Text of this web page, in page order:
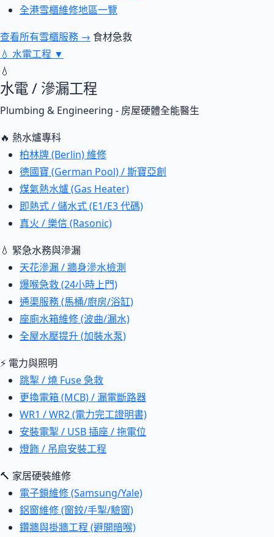
全港雪櫃維修地區一覽
查看所有雪櫃服務 → 食材急救
💧 水電工程 ▼
💧
水電 / 滲漏工程
Plumbing & Engineering - 房屋硬體全能醫生
🔥 熱水爐專科
柏林牌 (Berlin) 維修
德國寶 (German Pool) / 斯寶亞創
煤氣熱水爐 (Gas Heater)
即熱式 / 儲水式 (E1/E3 代碼)
真火 / 樂信 (Rasonic)
💧 緊急水務與滲漏
天花滲漏 / 牆身滲水檢測
爆喉急救 (24小時上門)
通渠服務 (馬桶/廚房/浴缸)
座廁水箱維修 (波曲/漏水)
全屋水壓提升 (加裝水泵)
⚡ 電力與照明
跳掣 / 燒 Fuse 急救
更換電箱 (MCB) / 漏電斷路器
WR1 / WR2 (電力完工證明書)
安裝電掣 / USB 插座 / 拖電位
燈飾 / 吊扇安裝工程
🔨 家居硬裝維修
電子鎖維修 (Samsung/Yale)
鋁窗維修 (窗鉸/手掣/驗窗)
鑽牆與掛牆工程 (避開暗喉)